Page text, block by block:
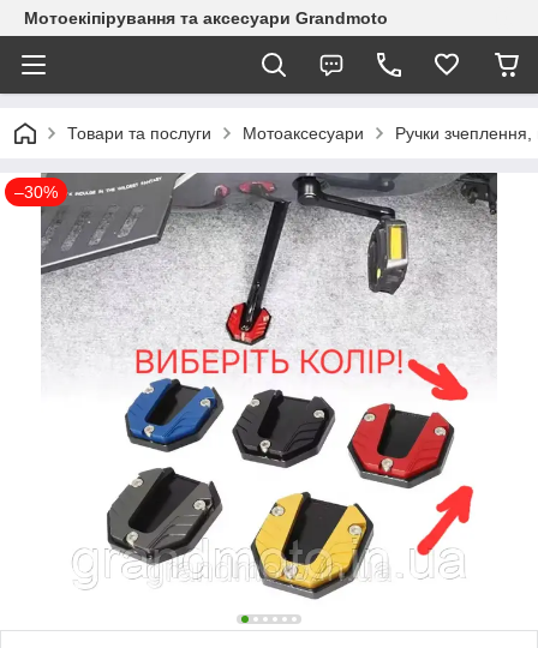
Мотоекіпірування та аксесуари Grandmoto
Товари та послуги Мотоаксесуари Ручки зчеплення,
–30%